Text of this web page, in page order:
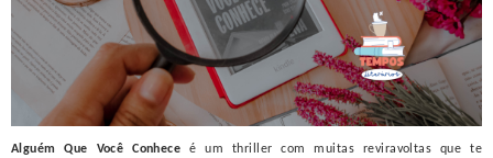
Alguém Que Você Conhece é um thriller com muitas reviravoltas que te